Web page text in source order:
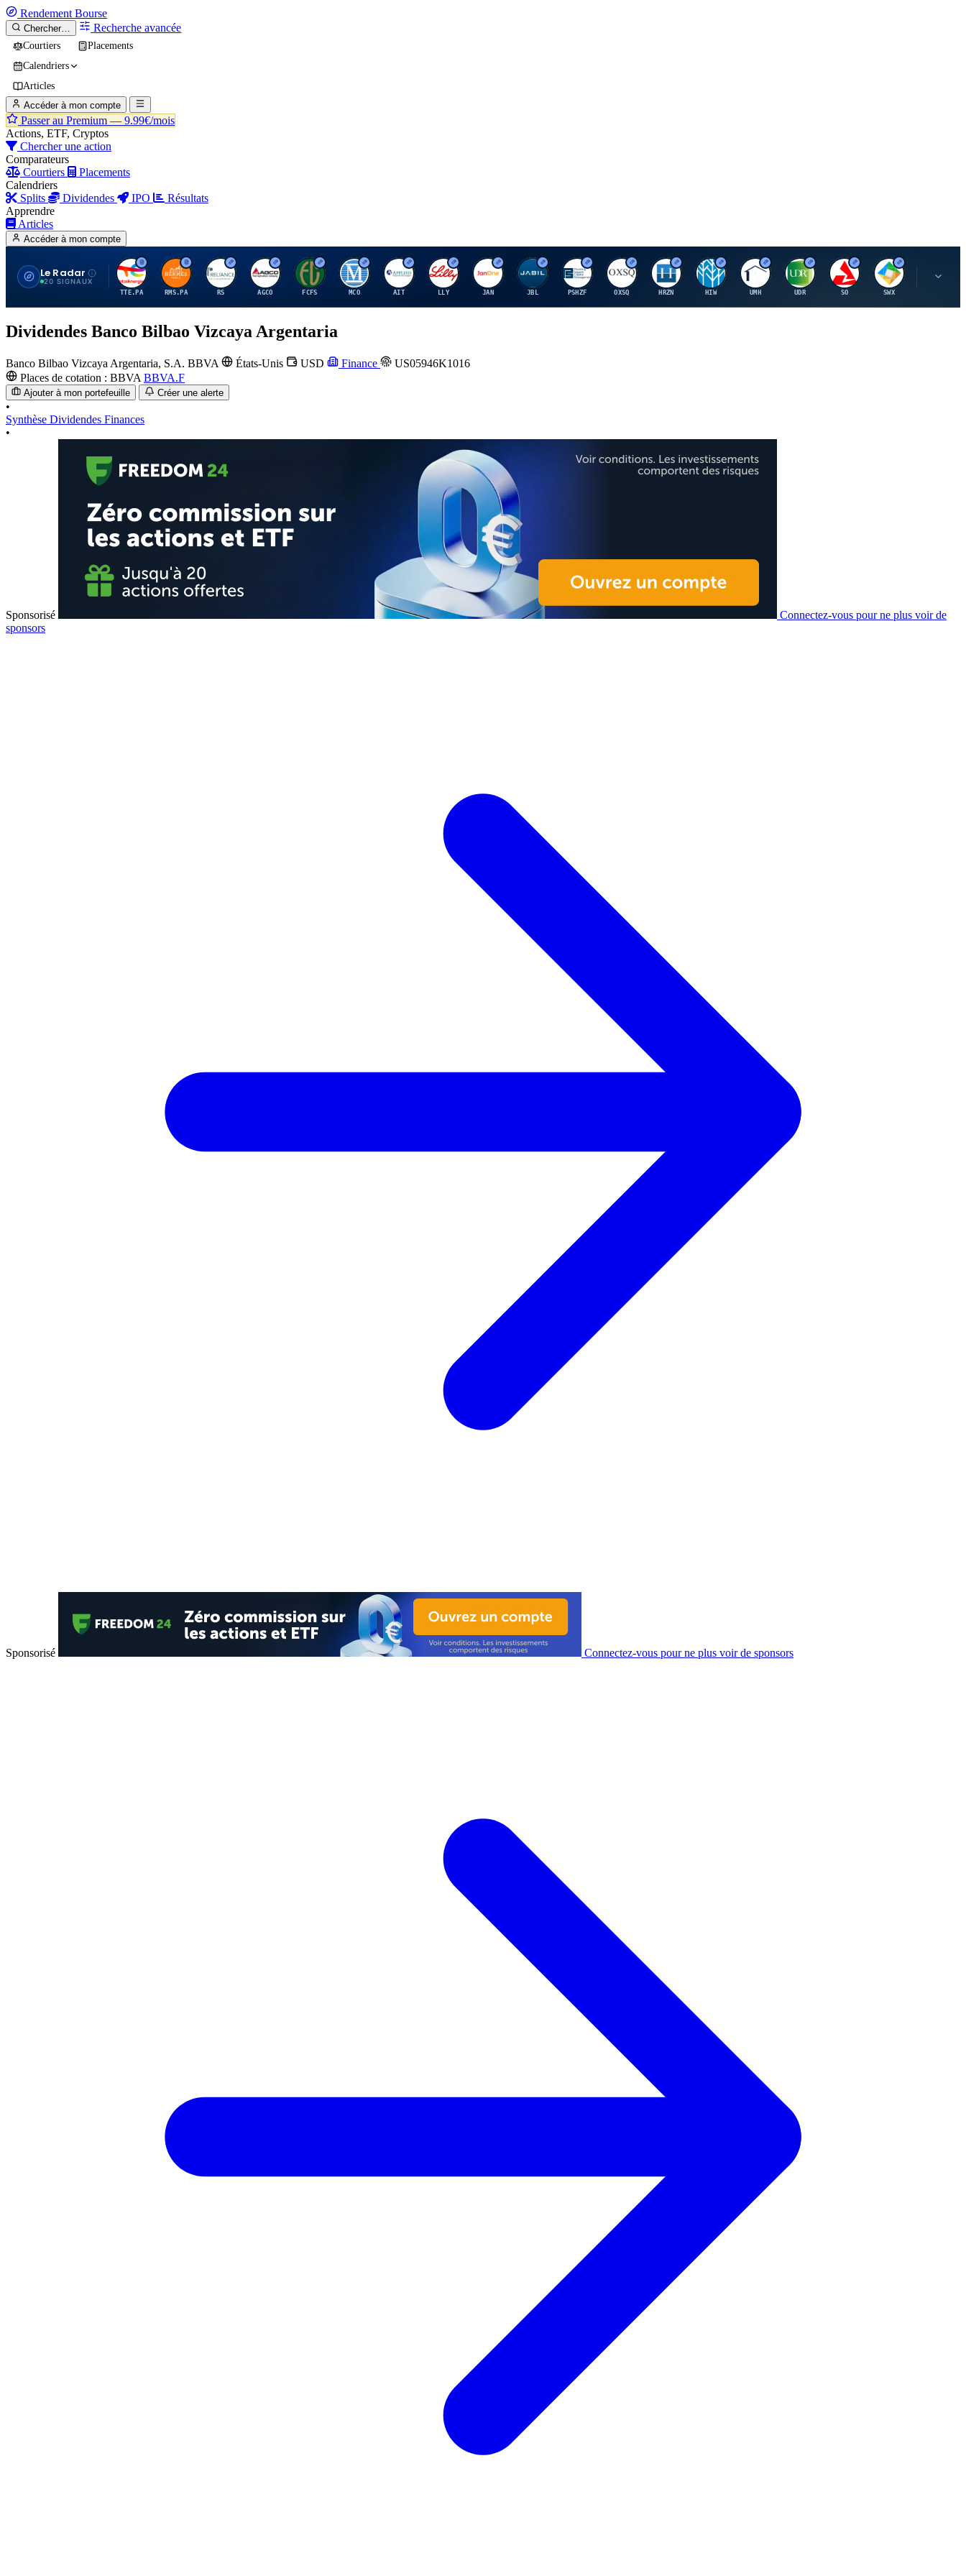
Rendement Bourse
Chercher… Recherche avancée
Courtiers
Placements
Calendriers
Articles
Accéder à mon compte
Passer au Premium — 9.99€/mois
Actions, ETF, Cryptos
Chercher une action
Comparateurs
Courtiers
Placements
Calendriers
Splits
Dividendes IPO
Résultats
Apprendre
Articles
Accéder à mon compte
Le Radar
20 SIGNAUX
T
TTE.PA
H
RMS.PA
R
RS
A
AGCO
F
FCFS
M
MCO
A
AIT
E
LLY
J
JAN
J
JBL
P
PSHZF
O
OXSQ
H
HRZN
H
HIW
U
UMH
U
UDR
S
SO
S
SWX
S
Dividendes Banco Bilbao Vizcaya Argentaria
Banco Bilbao Vizcaya Argentaria, S.A. BBVA États-Unis USD Finance
US05946K1016
Places de cotation : BBVA BBVA.F
Ajouter à mon portefeuille Créer une alerte
•
Synthèse Dividendes Finances
•
Sponsorisé
Connectez-vous pour ne plus voir de
sponsors
Sponsorisé Connectez-vous pour ne plus voir de sponsors